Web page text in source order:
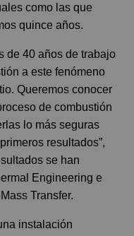
como las que
quince años.
de 40 años de trabajo
a este fenómeno
Queremos conocer
de combustión
lo más seguras
resultados”,
se han
Engineering e
Transfer.
instalación